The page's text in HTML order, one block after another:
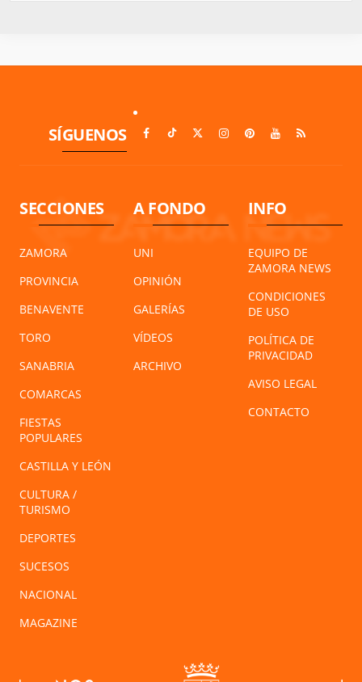
SÍGUENOS
SECCIONES
ZAMORA
PROVINCIA
BENAVENTE
TORO
SANABRIA
COMARCAS
FIESTAS
POPULARES
CASTILLA Y LEÓN
CULTURA /
TURISMO
DEPORTES
SUCESOS
NACIONAL
MAGAZINE
A FONDO
UNI
OPINIÓN
GALERÍAS
VÍDEOS
ARCHIVO
INFO
EQUIPO DE
ZAMORA NEWS
CONDICIONES
DE USO
POLÍTICA DE
PRIVACIDAD
AVISO LEGAL
CONTACTO